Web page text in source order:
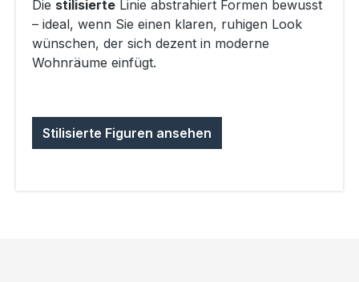
Die stilisierte Linie abstrahiert Formen bewusst
– ideal, wenn Sie einen klaren, ruhigen Look
wünschen, der sich dezent in moderne
Wohnräume einfügt.
Stilisierte Figuren ansehen